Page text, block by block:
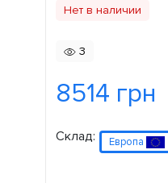
Нет в наличии
3
8514 грн
Склад: Европа